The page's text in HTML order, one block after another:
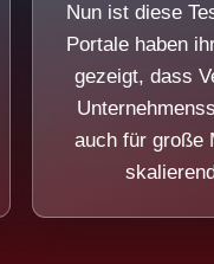
Nun ist diese
Portale haben
gezeigt, dass
auch für große